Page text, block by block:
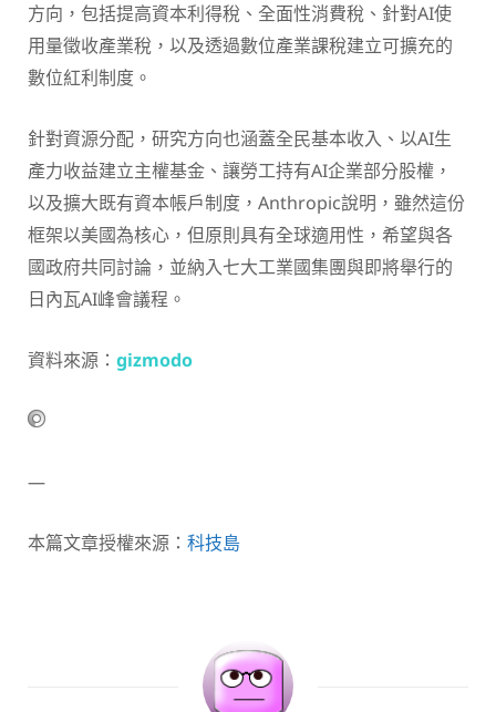
方向，包括提高資本利得稅、全面性消費稅、針對AI使
用量徵收產業稅，以及透過數位產業課稅建立可擴充的
數位紅利制度。
針對資源分配，研究方向也涵蓋全民基本收入、以AI生
產力收益建立主權基金、讓勞工持有AI企業部分股權，
以及擴大既有資本帳戶制度，Anthropic說明，雖然這份
框架以美國為核心，但原則具有全球適用性，希望與各
國政府共同討論，並納入七大工業國集團與即將舉行的
日內瓦AI峰會議程。
資料來源： gizmodo
—
本篇文章授權來源： 科技島